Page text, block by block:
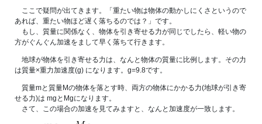
ここで疑問が出てきます。「重たい物は物体の動かしにくさというので
あれば、重たい物ほど遅く落ちるのでは？」です。
もし、質量に関係なく、物体を引き寄せる力が同じでしたら、軽い物の
方がぐんぐん加速をまして早く落ちて行きます。
地球が物体を引き寄せる力は、なんと物体の質量に比例します。その力
は質量×重力加速度(g) になります。g=9.8です。
質量mと質量Mの物体を落とす時、両方の物体にかかる力(地球が引き寄
せる力)は mgとMgになります。
さて、この場合の加速を見てみますと、なんと加速度が一致します。